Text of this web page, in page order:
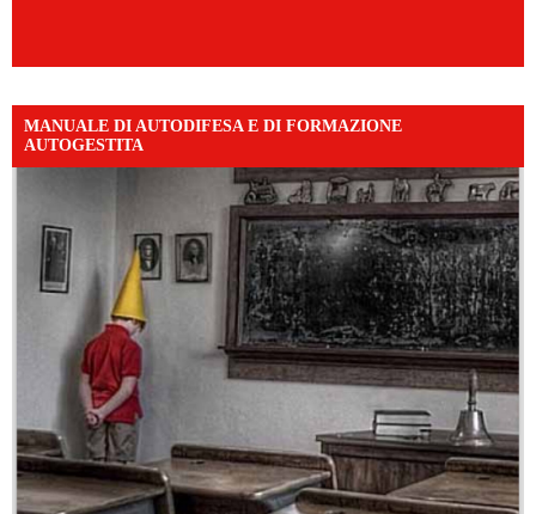
MANUALE DI AUTODIFESA E DI FORMAZIONE
AUTOGESTITA